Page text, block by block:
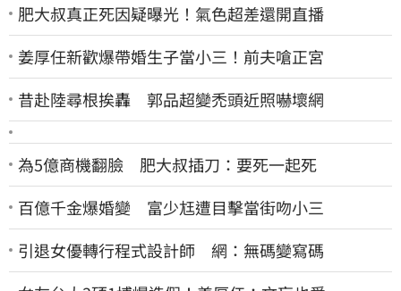
肥大叔真正死因疑曝光！氣色超差還開直播
姜厚任新歡爆帶婚生子當小三！前夫嗆正宮
昔赴陸尋根挨轟 郭品超變禿頭近照嚇壞網
為5億商機翻臉 肥大叔插刀：要死一起死
百億千金爆婚變 富少尪遭目擊當街吻小三
引退女優轉行程式設計師 網：無碼變寫碼